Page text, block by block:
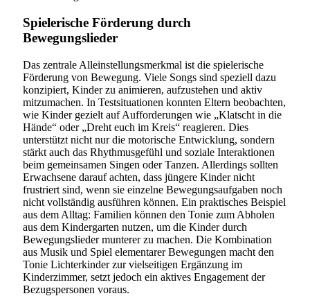
Spielerische Förderung durch
Bewegungslieder
Das zentrale Alleinstellungsmerkmal ist die spielerische
Förderung von Bewegung. Viele Songs sind speziell dazu
konzipiert, Kinder zu animieren, aufzustehen und aktiv
mitzumachen. In Testsituationen konnten Eltern beobachten,
wie Kinder gezielt auf Aufforderungen wie „Klatscht in die
Hände“ oder „Dreht euch im Kreis“ reagieren. Dies
unterstützt nicht nur die motorische Entwicklung, sondern
stärkt auch das Rhythmusgefühl und soziale Interaktionen
beim gemeinsamen Singen oder Tanzen. Allerdings sollten
Erwachsene darauf achten, dass jüngere Kinder nicht
frustriert sind, wenn sie einzelne Bewegungsaufgaben noch
nicht vollständig ausführen können. Ein praktisches Beispiel
aus dem Alltag: Familien können den Tonie zum Abholen
aus dem Kindergarten nutzen, um die Kinder durch
Bewegungslieder munterer zu machen. Die Kombination
aus Musik und Spiel elementarer Bewegungen macht den
Tonie Lichterkinder zur vielseitigen Ergänzung im
Kinderzimmer, setzt jedoch ein aktives Engagement der
Bezugspersonen voraus.